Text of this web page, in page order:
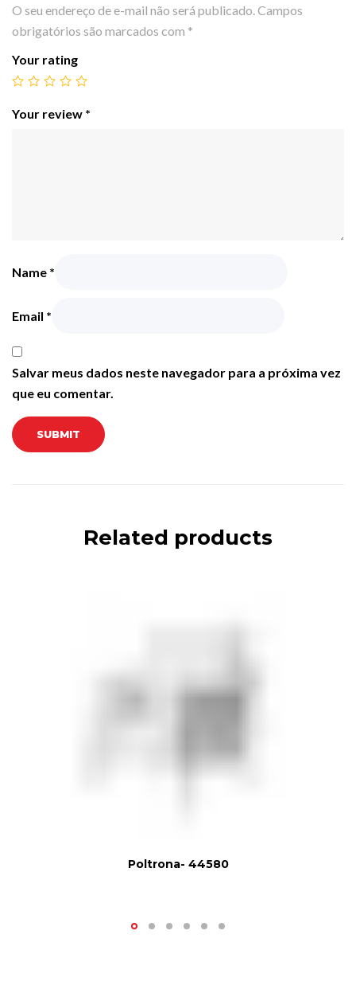
O seu endereço de e-mail não será publicado.Campos
obrigatórios são marcados com *
Your rating
Your review *
Name *
Email *
Salvar meus dados neste navegador para a próxima vez
que eu comentar.
Related products
Poltrona- 44580